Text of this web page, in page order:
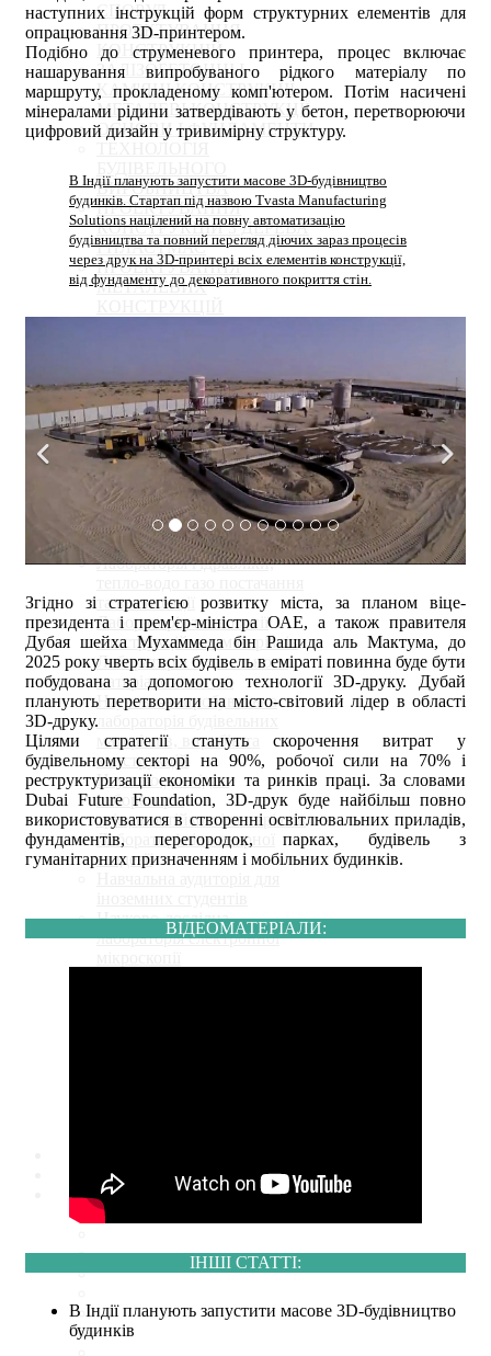
СПОРУД
ПРОЕКТУВАННЯ
КОНСТРУКЦІЙ
ЗАЛІЗОБЕТОННІ І
КАМ'ЯНІ КОНСТРУКЦІЇ
МЕТАЛЕВІ КОНСТРУКЦІЇ
ОСНОВИ І ФУНДАМЕНТИ
ВИРОБНИЦТВА
ПРОЕКТУВАННЯ
КОНСТРУКЦІЙ З ДЕРЕВА
І ПЛАСТМАС
ПРОЕКТУВАННЯ
МЕТАЛЕВИХ
РЕМОНТУ БУДІВЕЛЬ І
СПОРУД
ПРОЕКТУВАННЯ
ЗАЛІЗОБЕТОННИХ І
МУРОВАНИХ
КОНСТРУКЦІЙ
Лабораторія неруйнівного
контролю будівельних
конструкцій
Лабораторія гідравліки,
та вентиляції
Лабораторія технології
конструкційних матеріалів
Лабораторія будівельного
матеріалознавства
Науково-випробувальна
лабораторія будівельних
матеріалів, виробів та
конструкцій
Науково-дослідна
лабораторія
тріщиностійкості матеріалів
Лабораторія інженерної
геодезії
Науково-дослідна
лабораторія електронної
наступних інструкцій форм структурних елементів для
опрацювання 3D-принтером.
Подібно до струменевого принтера, процес включає
нашарування випробуваного рідкого матеріалу по
маршруту, прокладеному комп'ютером. Потім насичені
мінералами рідини затвердівають у бетон, перетворюючи
цифровий дизайн у тривимірну структуру.
В Індії планують запустити масове 3D-будівництво
будинків. Стартап під назвою Tvasta Manufacturing
Solutions націлений на повну автоматизацію
будівництва та повний перегляд діючих зараз процесів
через друк на 3D-принтері всіх елементів конструкції,
від фундаменту до декоративного покриття стін.
Згідно зі стратегією розвитку міста, за планом віце-
президента і прем'єр-міністра ОАЕ, а також правителя
Дубая шейха Мухаммеда бін Рашида аль Мактума, до
2025 року чверть всіх будівель в еміраті повинна буде бути
побудована за допомогою технології 3D-друку. Дубай
планують перетворити на місто-світовий лідер в області
3D-друку.
Цілями стратегії стануть скорочення витрат у
будівельному секторі на 90%, робочої сили на 70% і
реструктуризації економіки та ринків праці. За словами
Dubai Future Foundation, 3D-друк буде найбільш повно
використовуватися в створенні освітлювальних приладів,
фундаментів, перегородок, парках, будівель з
гуманітарних призначенням і мобільних будинків.
ВІДЕОМАТЕРІАЛИ:
ІНШІ СТАТТІ:
В Індії планують запустити масове 3D-будівництво
будинків